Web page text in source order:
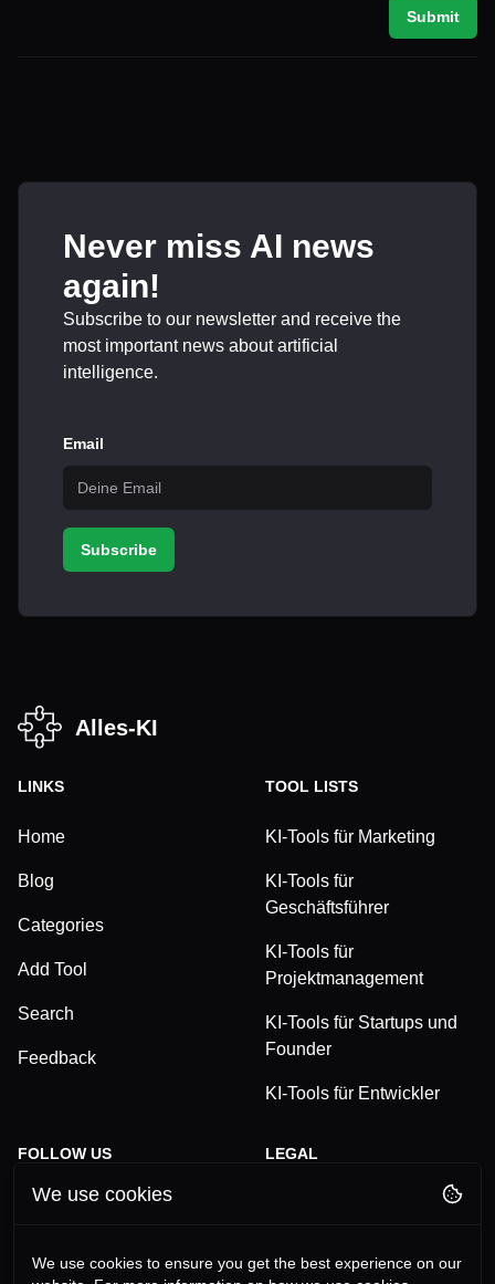
Submit
Never miss AI news
again!
Subscribe to our newsletter and receive the
most important news about artificial
intelligence.
Email
Subscribe
Alles-KI
LINKS
Home
Blog
Categories
Add Tool
Search
Feedback
TOOL LISTS
KI-Tools für Marketing
KI-Tools für
Geschäftsführer
KI-Tools für
Projektmanagement
KI-Tools für Startups und
Founder
KI-Tools für Entwickler
FOLLOW US
TikTok
LEGAL
We use cookies
We use cookies to ensure you get the best experience on our